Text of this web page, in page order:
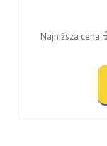
Najniższa cena: